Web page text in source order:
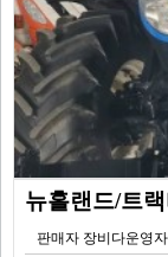
뉴홀랜드/트
판매자 장비다운영자